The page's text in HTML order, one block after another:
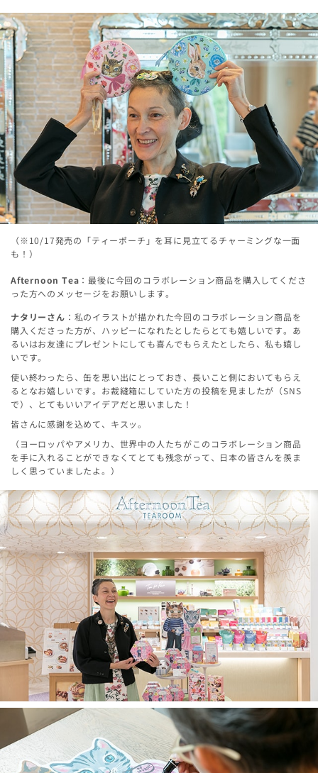
（※10/17発売の「ティーポーチ」を耳に見立てるチャーミングな一面
も！）
Afternoon Tea ：最後に今回のコラボレーション商品を購入してくださ
った方へのメッセージをお願いします。
ナタリーさん ：私のイラストが描かれた今回のコラボレーション商品を
購入くださった方が、ハッピーになれたとしたらとても嬉しいです。あ
るいはお友達にプレゼントにしても喜んでもらえたとしたら、私も嬉し
いです。
使い終わったら、缶を思い出にとっておき、長いこと側においてもらえ
るとなお嬉しいです。お裁縫箱にしていた方の投稿を見ましたが（SNS
で）、とてもいいアイデアだと思いました！
皆さんに感謝を込めて、キスッ。
（ヨーロッパやアメリカ、世界中の人たちがこのコラボレーション商品
を手に入れることができなくてとても残念がって、日本の皆さんを羨ま
しく思っていましたよ。）